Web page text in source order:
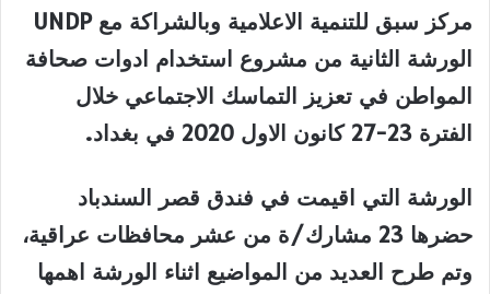
مركز سبق للتنمية الاعلامية وبالشراكة مع UNDP
الورشة الثانية من مشروع استخدام ادوات صحافة
المواطن في تعزيز التماسك الاجتماعي خلال
الفترة 23-27 كانون الاول 2020 في بغداد.
الورشة التي اقيمت في فندق قصر السندباد
حضرها 23 مشارك/ة من عشر محافظات عراقية،
وتم طرح العديد من المواضيع اثناء الورشة اهمها